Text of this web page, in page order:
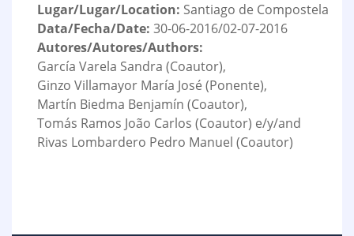
Lugar/Lugar/Location: Santiago de Compostela
Data/Fecha/Date: 30-06-2016/02-07-2016
Autores/Autores/Authors:
García Varela Sandra (Coautor),
Ginzo Villamayor María José (Ponente),
Martín Biedma Benjamín (Coautor),
Tomás Ramos João Carlos (Coautor) e/y/and
Rivas Lombardero Pedro Manuel (Coautor)